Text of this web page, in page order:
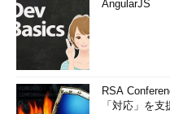
AngularJS
RSA
「対応」を